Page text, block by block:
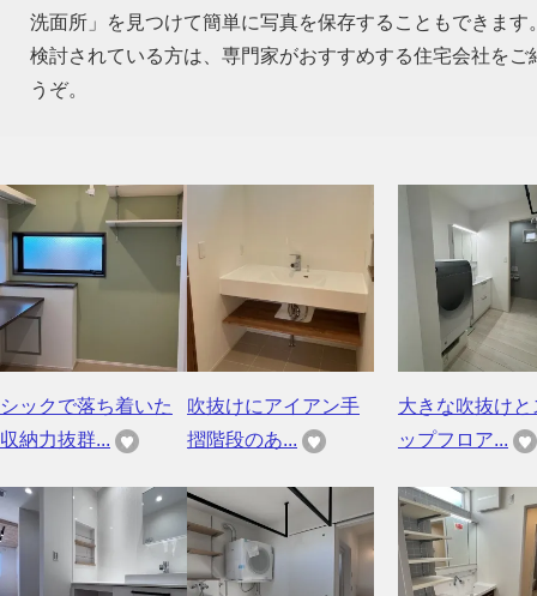
洗面所」を見つけて簡単に写真を保存することもできま
検討されている方は、専門家がおすすめする住宅会社を
うぞ。
シックで落ち着いた
収納力抜群...
吹抜けにアイアン手
摺階段のあ...
大きな吹抜けと
ップフロア...